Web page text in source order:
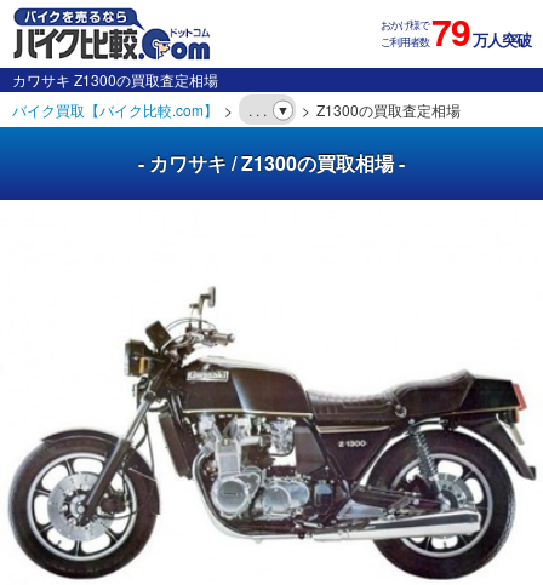
おかげ様で
ご利用者数79万人突破
カワサキ Z1300の買取査定相場
バイク買取【バイク比較.com】
. . . Z1300の買取査定相場
- カワサキ / Z1300の買取相場 -